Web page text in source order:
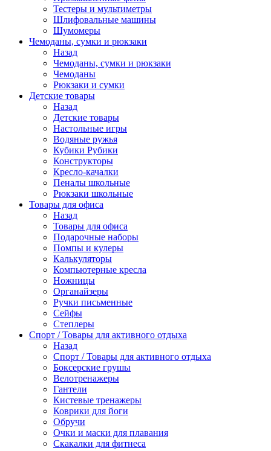
Тестеры и мультиметры
Шлифовальные машины
Шумомеры
Чемоданы, сумки и рюкзаки
Назад
Чемоданы, сумки и рюкзаки
Чемоданы
Рюкзаки и сумки
Детские товары
Назад
Детские товары
Настольные игры
Водяные ружья
Кубики Рубики
Конструкторы
Кресло-качалки
Пеналы школьные
Рюкзаки школьные
Товары для офиса
Назад
Товары для офиса
Подарочные наборы
Помпы и кулеры
Калькуляторы
Компьютерные кресла
Ножницы
Органайзеры
Ручки письменные
Сейфы
Степлеры
Спорт / Товары для активного отдыха
Назад
Спорт / Товары для активного отдыха
Боксерские грушы
Велотренажеры
Гантели
Кистевые тренажеры
Коврики для йоги
Обручи
Очки и маски для плавания
Скакалки для фитнеса